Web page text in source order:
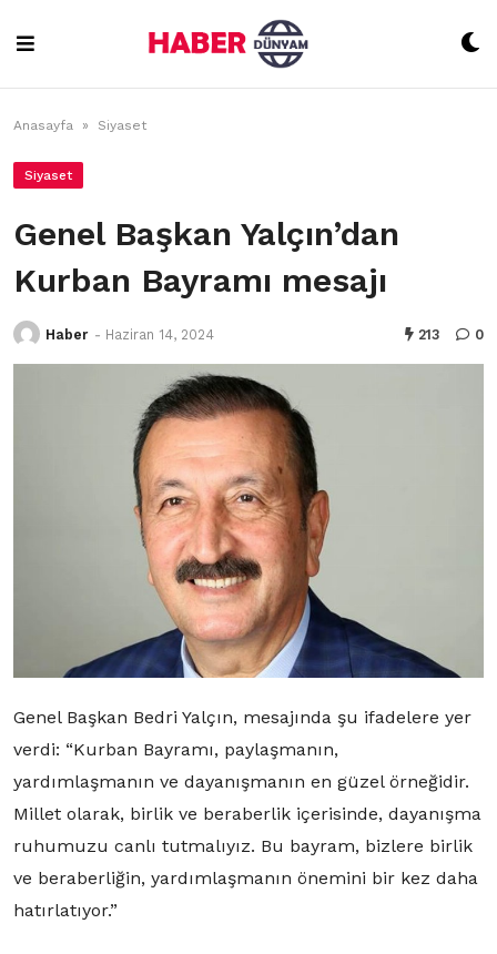
content
Anasayfa » Siyaset
Siyaset
Genel Başkan Yalçın’dan
Kurban Bayramı mesajı
Haber - Haziran 14, 2024 213 0
Genel Başkan Bedri Yalçın, mesajında şu ifadelere yer
verdi: “Kurban Bayramı, paylaşmanın,
yardımlaşmanın ve dayanışmanın en güzel örneğidir.
Millet olarak, birlik ve beraberlik içerisinde, dayanışma
ruhumuzu canlı tutmalıyız. Bu bayram, bizlere birlik
ve beraberliğin, yardımlaşmanın önemini bir kez daha
hatırlatıyor.”